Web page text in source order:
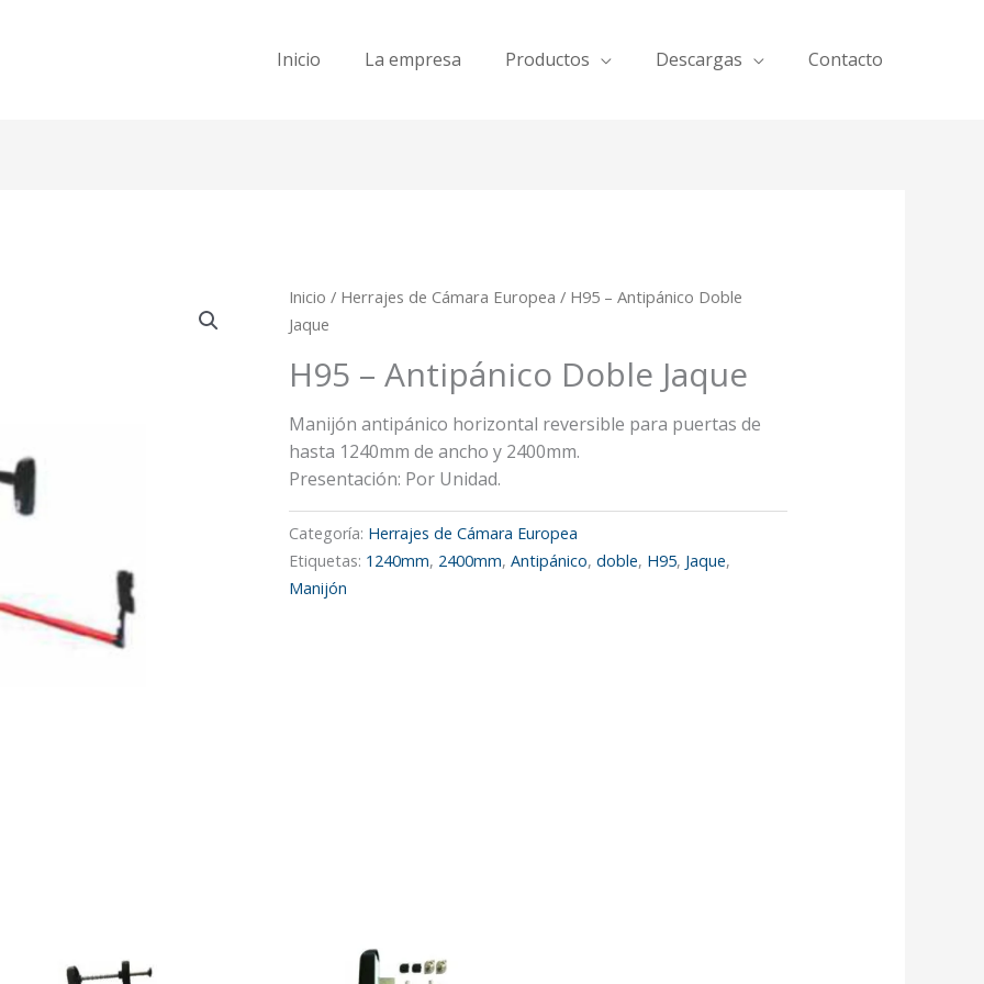
Inicio La empresa Productos Descargas Contacto
Inicio / Herrajes de Cámara Europea / H95 – Antipánico Doble
Jaque
H95 – Antipánico Doble Jaque
Manijón antipánico horizontal reversible para puertas de
hasta 1240mm de ancho y 2400mm.
Presentación: Por Unidad.
Categoría: Herrajes de Cámara Europea
Etiquetas: 1240mm, 2400mm,Antipánico,doble, H95, Jaque,
Manijón